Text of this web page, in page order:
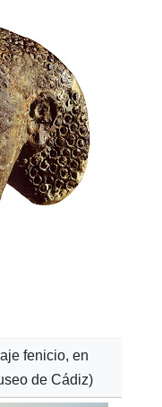
fenicio, en
de Cádiz)